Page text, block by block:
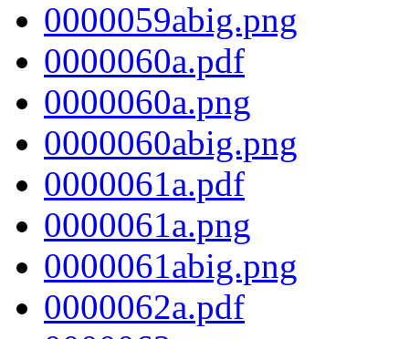
0000059abig.png
0000060a.pdf
0000060a.png
0000060abig.png
0000061a.pdf
0000061a.png
0000061abig.png
0000062a.pdf